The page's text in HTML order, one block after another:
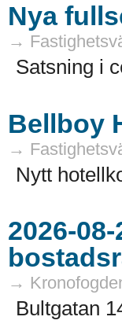
Nya
→
Satsning i
Bellboy
→
Nytt
2026-08-26 Auktion i Sundsvall -
→
Bultgatan